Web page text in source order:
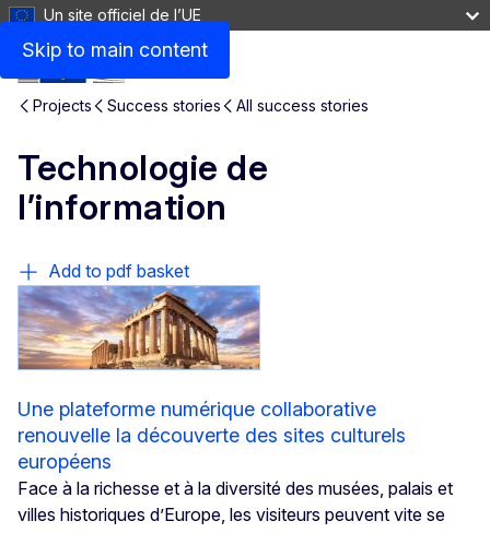
Skip to main content
Un site officiel de l’UE
Projects Success stories All success stories
Technologie de
l’information
Add to pdf basket
Une plateforme numérique collaborative
renouvelle la découverte des sites culturels
européens
Face à la richesse et à la diversité des musées, palais et
villes historiques d’Europe, les visiteurs peuvent vite se